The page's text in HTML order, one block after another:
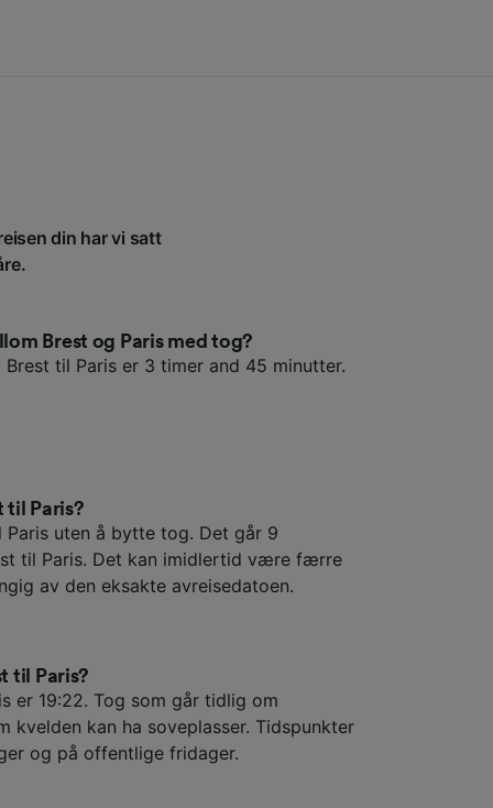
din har vi satt
Brest og Paris med tog?
til Paris er 3 timer and 45 minutter.
til Paris?
Paris uten å bytte tog. Det går 9
til Paris. Det kan imidlertid være færre
av den eksakte avreisedatoen.
til Paris?
er 19:22. Tog som går tidlig om
kvelden kan ha soveplasser. Tidspunkter
og på offentlige fridager.